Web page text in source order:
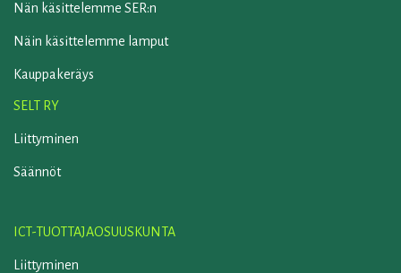
Nän käsittelemme SER:n
Näin käsittelemme lamput
Kauppakeräys
SELT RY
Liittyminen
Säännöt
ICT-TUOTTAJAOSUUSKUNTA
Liittyminen